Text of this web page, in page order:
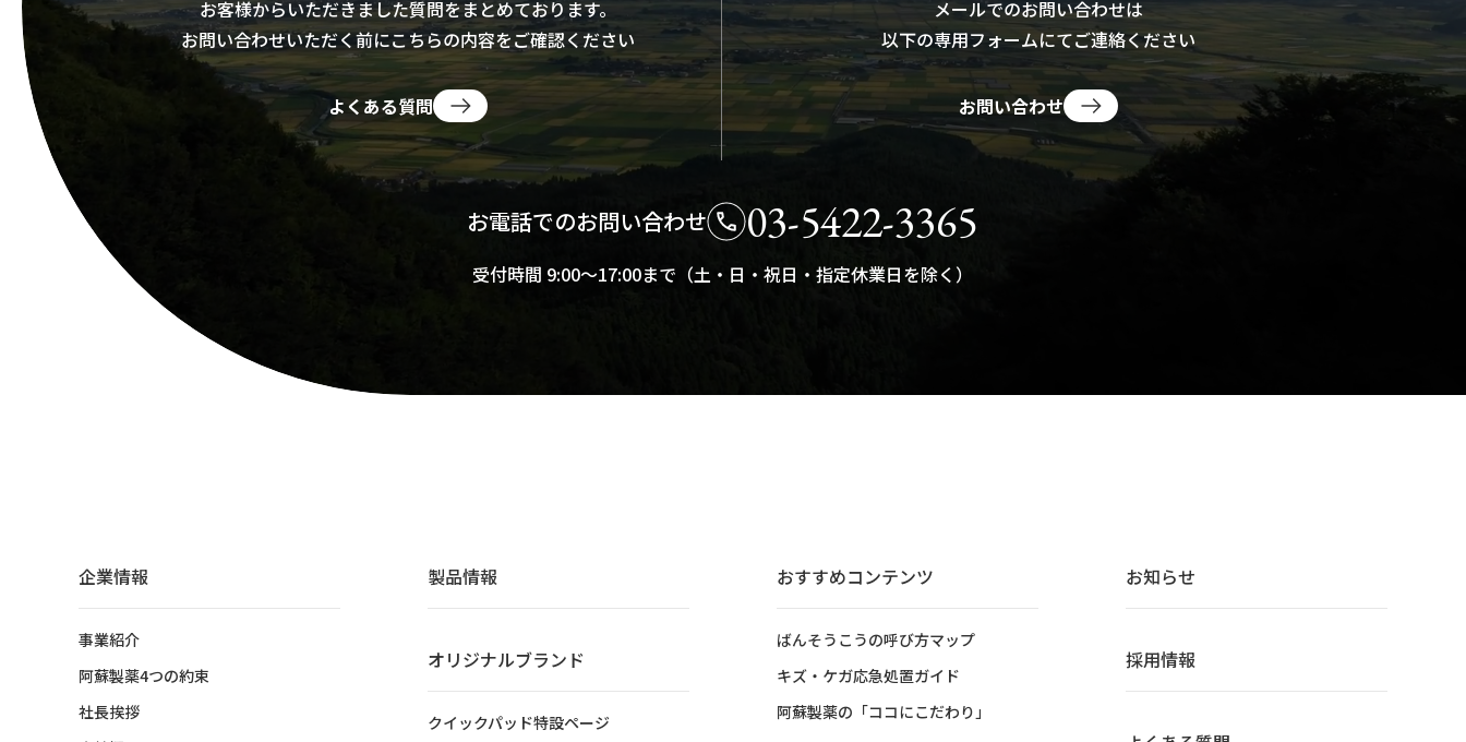
お客様からいただきました質問をまとめております。
お問い合わせいただく前にこちらの内容をご確認ください
よくある質問
メールでのお問い合わせは
以下の専用フォームにてご連絡ください
お問い合わせ
お電話でのお問い合わせ 03-5422-3365
受付時間 9:00～17:00まで （土・日・祝日・指定休業日を除く）
企業情報
事業紹介
阿蘇製薬4つの約束
社長挨拶
製品情報
オリジナルブランド
クイックパッド特設ページ
おすすめコンテンツ
ばんそうこうの呼び方マップ
キズ・ケガ応急処置ガイド
阿蘇製薬の「ココにこだわり」
お知らせ
採用情報